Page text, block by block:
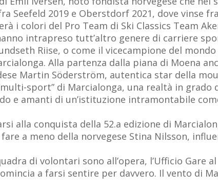
Seefeld 2019 e Oberstdorf 2021, dove vinse
i colori del Pro Team di Ski Classics Team
intrapreso tutt’altro genere di carriere
Riise, o come il vicecampione del
Alla partenza dalla piana di Moena
Martin Söderström, autentica star della
sport” di Marcialonga, una realtà in
e amanti di un’istituzione intramontabile
alla conquista della 52.a edizione di
fare a meno della norvegese Stina Nilsson,
di volontari sono all’opera, l’Ufficio Gare
a farsi sentire per davvero. Il vento di